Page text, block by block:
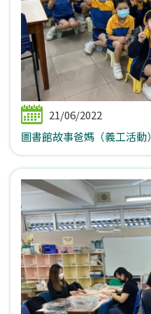
21/06/2022
圖書館故事爸媽（義工活動）